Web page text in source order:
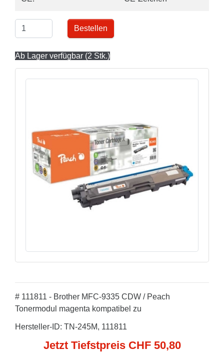
Bestellen
Ab Lager verfügbar (2 Stk.)
# 111811 - Brother MFC-9335 CDW / Peach
Tonermodul magenta kompatibel zu
Hersteller-ID: TN-245M, 111811
Jetzt Tiefstpreis CHF 50,80